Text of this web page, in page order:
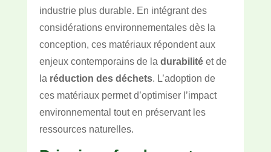
industrie plus durable. En intégrant des
considérations environnementales dès la
conception, ces matériaux répondent aux
enjeux contemporains de la durabilitéet de
la réduction des déchets. L’adoption de
ces matériaux permet d’optimiser l’impact
environnemental tout en préservant les
ressources naturelles.